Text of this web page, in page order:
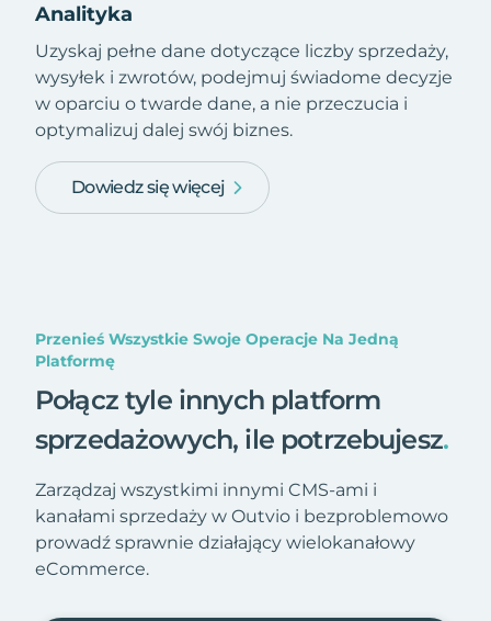
Analityka
Uzyskaj pełne dane dotyczące liczby sprzedaży,
wysyłek i zwrotów, podejmuj świadome decyzje
w oparciu o twarde dane, a nie przeczucia i
optymalizuj dalej swój biznes.
Dowiedz się więcej
Przenieś Wszystkie Swoje Operacje Na Jedną
Platformę
Połącz tyle innych platform
sprzedażowych, ile potrzebujesz.
Zarządzaj wszystkimi innymi CMS-ami i
kanałami sprzedaży w Outvio i bezproblemowo
prowadź sprawnie działający wielokanałowy
eCommerce.